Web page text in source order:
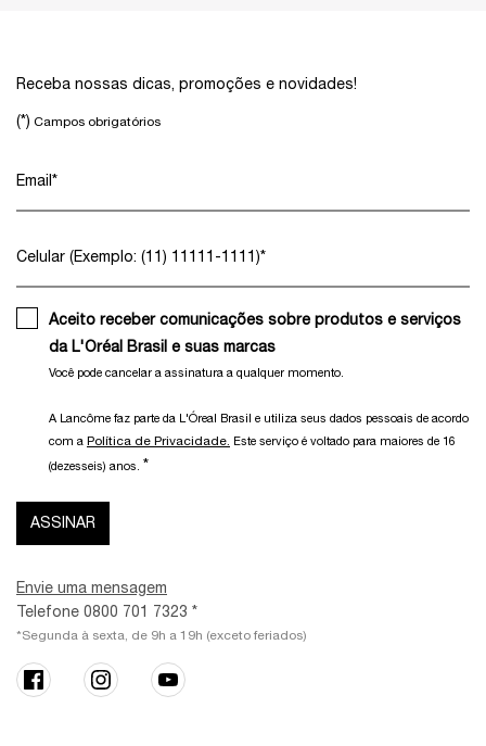
Receba nossas dicas, promoções e novidades!
(*) Campos obrigatórios
Email *
Celular (Exemplo: (11) 11111-1111)*
Aceito receber comunicações sobre produtos e serviços
da L'Oréal Brasil e suas marcas
Você pode cancelar a assinatura a qualquer momento.​
A Lancôme faz parte da L'Óreal Brasil e utiliza seus dados pessoais de acordo
com a Política de Privacidade. Este serviço é voltado para maiores de 16
(dezesseis) anos. *
ASSINAR
Envie uma mensagem
Telefone 0800 701 7323 *
*Segunda à sexta, de 9h a 19h (exceto feriados)